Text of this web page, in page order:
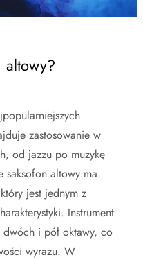
altowy?
zastosowanie w
od jazzu po muzykę
saksofon altowy ma
jest jednym z
Instrument
i pół oktawy, co
wyrazu. W